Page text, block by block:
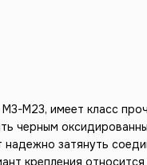
М23, имеет класс
черным
надежно затянуть
крепления